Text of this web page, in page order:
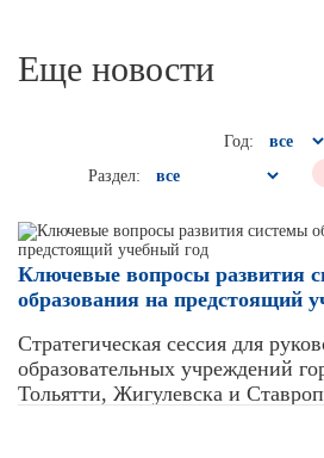
Еще новости
Год:
Раздел:
Ключевые вопросы развития
образования на предстоящий
Стратегическая сессия для
образовательных учреждений
Тольятти, Жигулевска и